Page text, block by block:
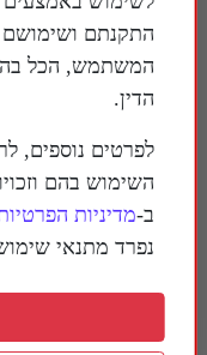
שמטרתה של
התקנתם
המשתמש, הכל
הדין.
לפרטים נוספים,
השימוש בהם
ב-מדיניות
נפרד מתנאי